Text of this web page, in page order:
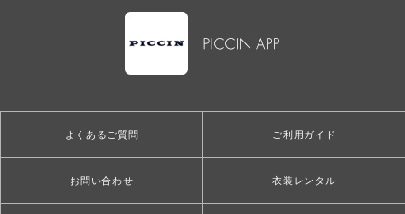
よくあるご質問 ご利用ガイド
お問い合わせ 衣装レンタル